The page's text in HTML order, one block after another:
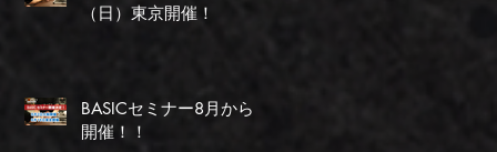
（日）東京開催！
BASICセミナー8月から
開催！！